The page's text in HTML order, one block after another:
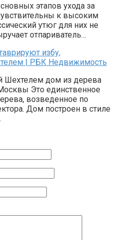
этапов ухода за
к высоким
утюг для них не
отпариватель…
избу,
| РБК Недвижимость
Шехтелем дом из дерева
Это единственное
возведенное по
Дом построен в стиле